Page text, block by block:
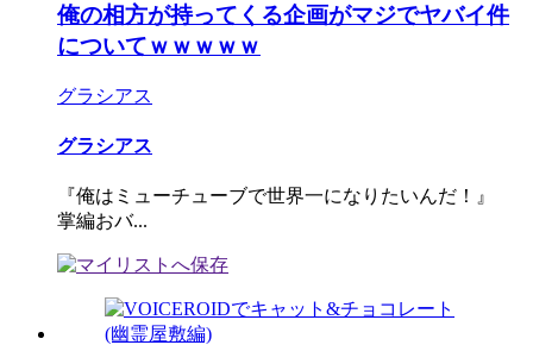
俺の相方が持ってくる企画がマジでヤバイ件
についてｗｗｗｗｗ
グラシアス
グラシアス
『俺はミューチューブで世界一になりたいんだ！』
掌編おバ...